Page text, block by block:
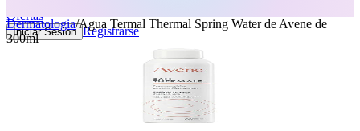
Ofertas
Iniciar Sesion Registrarse
Dermatologia/Agua Termal Thermal Spring Water de Avene de
300ml